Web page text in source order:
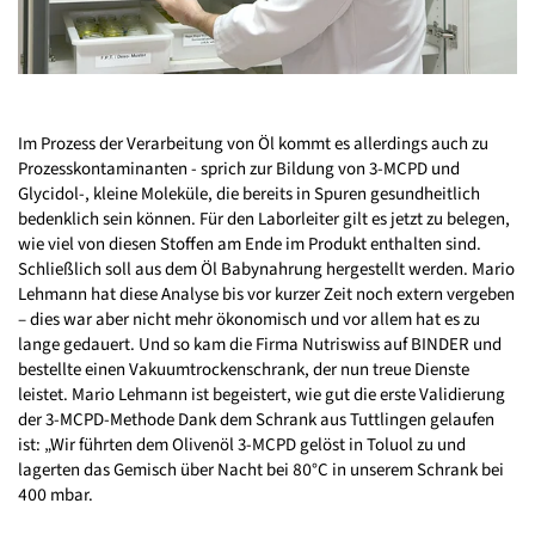
Im Prozess der Verarbeitung von Öl kommt es allerdings auch zu
Prozesskontaminanten - sprich zur Bildung von 3-MCPD und
Glycidol-, kleine Moleküle, die bereits in Spuren gesundheitlich
bedenklich sein können. Für den Laborleiter gilt es jetzt zu belegen,
wie viel von diesen Stoffen am Ende im Produkt enthalten sind.
Schließlich soll aus dem Öl Babynahrung hergestellt werden. Mario
Lehmann hat diese Analyse bis vor kurzer Zeit noch extern vergeben
– dies war aber nicht mehr ökonomisch und vor allem hat es zu
lange gedauert. Und so kam die Firma Nutriswiss auf BINDER und
bestellte einen Vakuumtrockenschrank, der nun treue Dienste
leistet. Mario Lehmann ist begeistert, wie gut die erste Validierung
der 3-MCPD-Methode Dank dem Schrank aus Tuttlingen gelaufen
ist: „Wir führten dem Olivenöl 3-MCPD gelöst in Toluol zu und
lagerten das Gemisch über Nacht bei 80°C in unserem Schrank bei
400 mbar.